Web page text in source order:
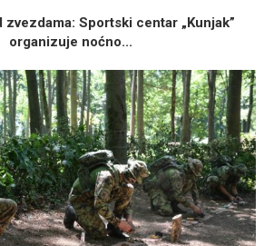
zvezdama: Sportski centar „Kunjak”
organizuje noćno...